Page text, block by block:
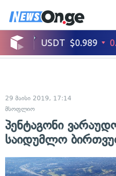
29 მაისი 2019, 17:14
მსოფლიო
პენტაგონი
საიდუმლო